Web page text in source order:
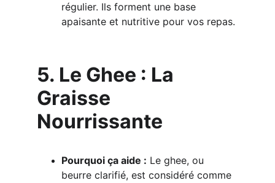
régulier. Ils forment une base
apaisante et nutritive pour vos repas.
5. Le Ghee : La
Graisse
Nourrissante
Pourquoi ça aide : Le ghee, ou
beurre clarifié, est considéré comme